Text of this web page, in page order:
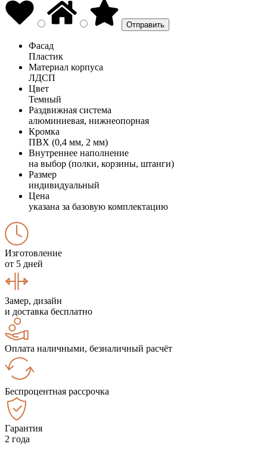
Фасад
Пластик
Материал корпуса
ЛДСП
Цвет
Темный
Раздвижная система
алюминиевая, нижнеопорная
Кромка
ПВХ (0,4 мм, 2 мм)
Внутреннее наполнение
на выбор (полки, корзины, штанги)
Размер
индивидуальный
Цена
указана за базовую комплектацию
Изготовление
от 5 дней
Замер, дизайн
и доставка бесплатно
Оплата наличными, безналичный расчёт
Беспроцентная рассрочка
Гарантия
2 года